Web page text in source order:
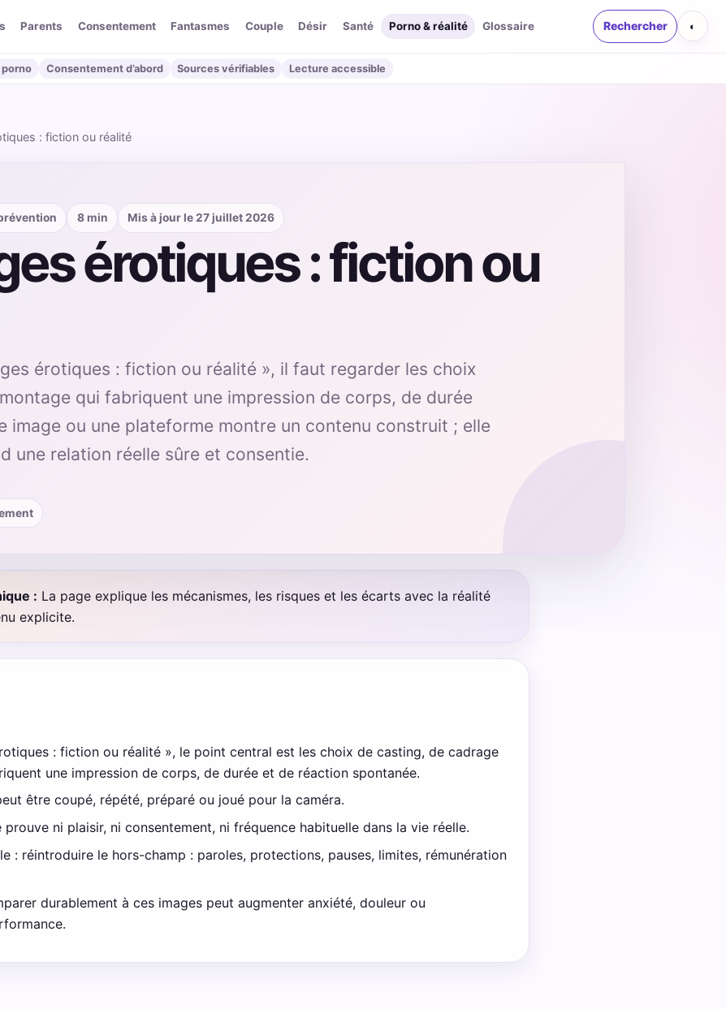
Parents Consentement Fantasmes Couple Désir Santé Porno & réalité Glossaire Rechercher ◐
porno Consentement d’abord Sources vérifiables Lecture accessible
: fiction ou réalité
8 min Mis à jour le 27 juillet 2026
érotiques : fiction ou
érotiques : fiction ou réalité », il faut regarder les choix
qui fabriquent une impression de corps, de durée
image ou une plateforme montre un contenu construit ; elle
une relation réelle sûre et consentie.
: La page explique les mécanismes, les risques et les écarts avec la réalité
explicite.
: fiction ou réalité », le point central est les choix de casting, de cadrage
une impression de corps, de durée et de réaction spontanée.
être coupé, répété, préparé ou joué pour la caméra.
ni plaisir, ni consentement, ni fréquence habituelle dans la vie réelle.
: réintroduire le hors-champ : paroles, protections, pauses, limites, rémunération
durablement à ces images peut augmenter anxiété, douleur ou